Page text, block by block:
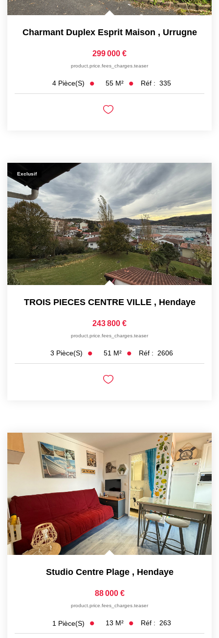
Charmant Duplex Esprit Maison , Urrugne
299 000 €
product.price.fees_charges.teaser
4 Pièce(s) 55 M² Réf : 335
Exclusif
TROIS PIECES CENTRE VILLE , Hendaye
243 800 €
product.price.fees_charges.teaser
3 Pièce(s) 51 M² Réf : 2606
Studio Centre Plage , Hendaye
88 000 €
product.price.fees_charges.teaser
1 Pièce(s) 13 M² Réf : 263